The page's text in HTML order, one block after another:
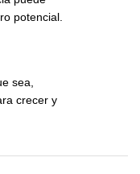
potencial.
sea,
crecer y